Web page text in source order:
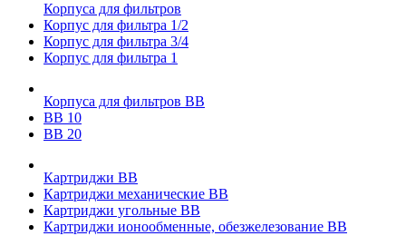
Корпуса для фильтров
Корпус для фильтра 1/2
Корпус для фильтра 3/4
Корпус для фильтра 1
Корпуса для фильтров ВВ
ВВ 10
ВВ 20
Картриджи ВВ
Картриджи механические ВВ
Картриджи угольные ВВ
Картриджи ионообменные, обезжелезование ВВ